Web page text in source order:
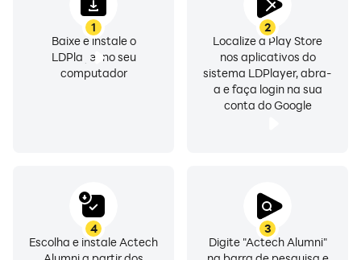
1
Baixe e instale o
LDPlayer no seu
computador
2
Localize a Play Store
nos aplicativos do
sistema LDPlayer, abra-
a e faça login na sua
conta do Google
3
Digite "Actech Alumni"
4
Escolha e instale Actech